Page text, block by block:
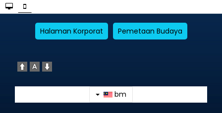
Halaman Korporat Pemetaan Budaya
bm